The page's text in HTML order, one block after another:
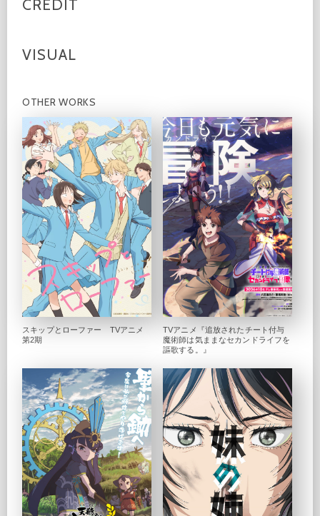
CREDIT
VISUAL
OTHER WORKS
スキップとローファー TVアニメ
第2期
TVアニメ『追放されたチート付与
魔術師は気ままなセカンドライフを
謳歌する。』